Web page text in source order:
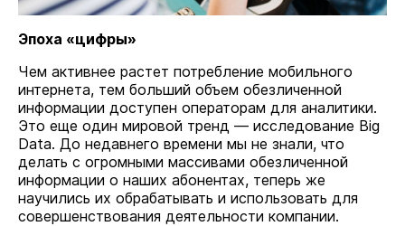
Эпоха «цифры»
Чем активнее растет потребление мобильного
интернета, тем больший объем обезличенной
информации доступен операторам для аналитики.
Это еще один мировой тренд — исследование Big
Data. До недавнего времени мы не знали, что
делать с огромными массивами обезличенной
информации о наших абонентах, теперь же
научились их обрабатывать и использовать для
совершенствования деятельности компании.